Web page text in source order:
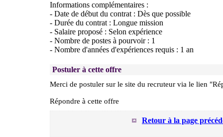
Informations complémentaires :
- Date de début du contrat : Dès que possible
- Durée du contrat : Longue mission
- Salaire proposé : Selon expérience
- Nombre de postes à pourvoir : 1
- Nombre d'années d'expériences requis : 1 an
Postuler à cette offre
Merci de postuler sur le site du recruteur via le lien
Répondre à cette offre
Retour à la page